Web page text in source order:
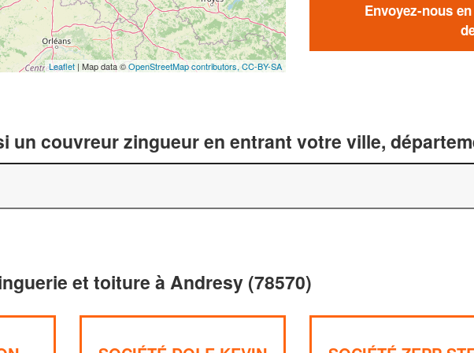
Leaflet | Map data ©OpenStreetMap contributors, CC-BY-SA
Envoyez-nous
un couvreur zingueur en entrant votre ville,
et toiture à Andresy (78570)